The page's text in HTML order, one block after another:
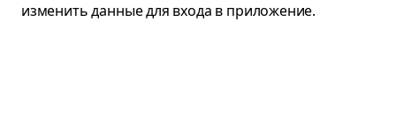
изменить данные для входа в приложение.